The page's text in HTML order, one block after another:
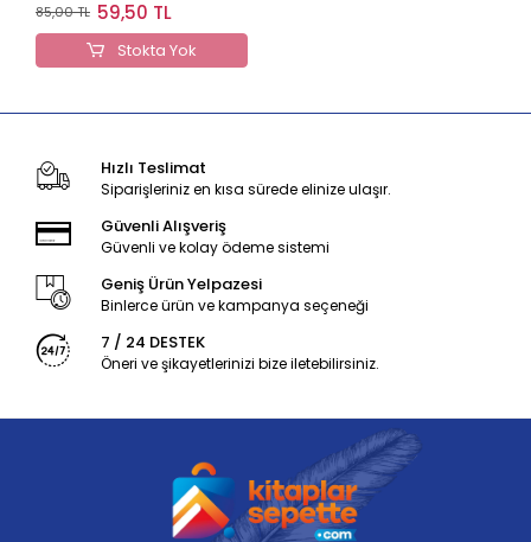
85,00 TL 59,50 TL
Stokta Yok
Hızlı Teslimat
Siparişleriniz en kısa sürede elinize ulaşır.
Güvenli Alışveriş
Güvenli ve kolay ödeme sistemi
Geniş Ürün Yelpazesi
Binlerce ürün ve kampanya seçeneği
7 / 24 DESTEK
Öneri ve şikayetlerinizi bize iletebilirsiniz.